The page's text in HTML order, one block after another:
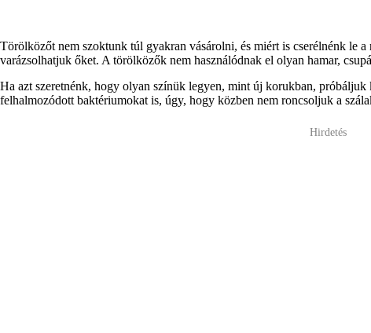
Törölközőt nem szoktunk túl gyakran vásárolni, és miért is cserélnénk le
varázsolhatjuk őket. A törölközők nem használódnak el olyan hamar,
Ha azt szeretnénk, hogy olyan színük legyen, mint új korukban,
felhalmozódott baktériumokat is, úgy, hogy közben nem roncsoljuk a
Hirdetés